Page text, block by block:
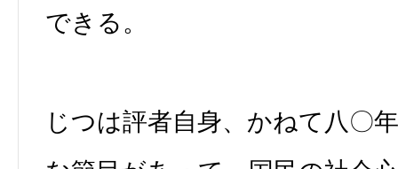
できる。
じつは評者自身、かねて八〇